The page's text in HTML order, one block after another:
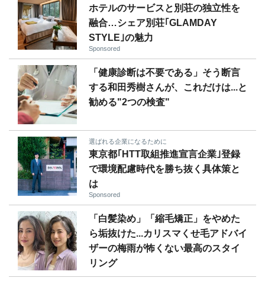
ホテルのサービスと別荘の独立性を
融合…シェア別荘｢GLAMDAY
STYLE｣の魅力
Sponsored
「健康診断は不要である」そう断言
する和田秀樹さんが、これだけは...と
勧める"2つの検査"
選ばれる企業になるために
東京都｢HTT取組推進宣言企業｣登録
で環境配慮時代を勝ち抜く具体策と
は
Sponsored
「白髪染め」「縮毛矯正」をやめた
ら垢抜けた...カリスマくせ毛アドバイ
ザーの梅雨が怖くない最高のスタイ
リング